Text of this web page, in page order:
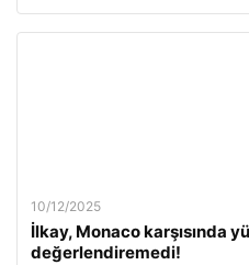
10/12/2025
İlkay, Monaco karşısında
değerlendiremedi!